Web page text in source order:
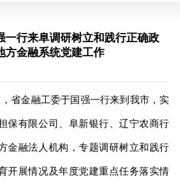
一行来阜调研树立和践行正确政
方金融系统党建工作
，省金融工委于国强一行来到我市，实
保有限公司、阜新银行、辽宁农商行
金融法人机构，专题调研树立和践行
开展情况及年度党建重点任务落实情